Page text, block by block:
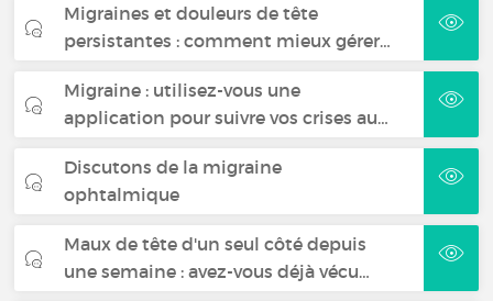
Migraines et douleurs de tête
persistantes : comment mieux gérer…
Migraine : utilisez-vous une
application pour suivre vos crises au…
Discutons de la migraine
ophtalmique
Maux de tête d'un seul côté depuis
une semaine : avez-vous déjà vécu…